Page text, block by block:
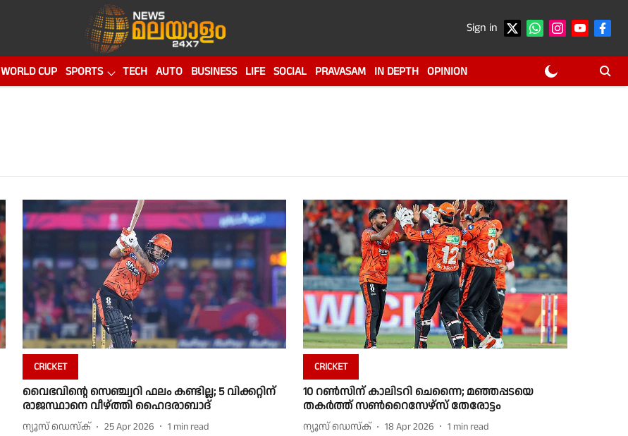
Sign in
WORLD CUP SPORTS TECH AUTO BUSINESS LIFE SOCIAL PRAVASAM IN DEPTH OPINION
CRICKET
വൈഭവിൻ്റെ സെഞ്ച്വറി ഫലം കണ്ടില്ല; 5 വിക്കറ്റിന്
രാജസ്ഥാനെ വീഴ്ത്തി ഹൈദരാബാദ്
ന്യൂസ് ഡെസ്ക് 25 Apr 2026 1 min read
CRICKET
10 റൺസിന് കാലിടറി ചെന്നൈ; മഞ്ഞപ്പടയെ
തകർത്ത് സൺറൈസേഴ്‌സ് തേരോട്ടം
ന്യൂസ് ഡെസ്ക് 18 Apr 2026 1 min read